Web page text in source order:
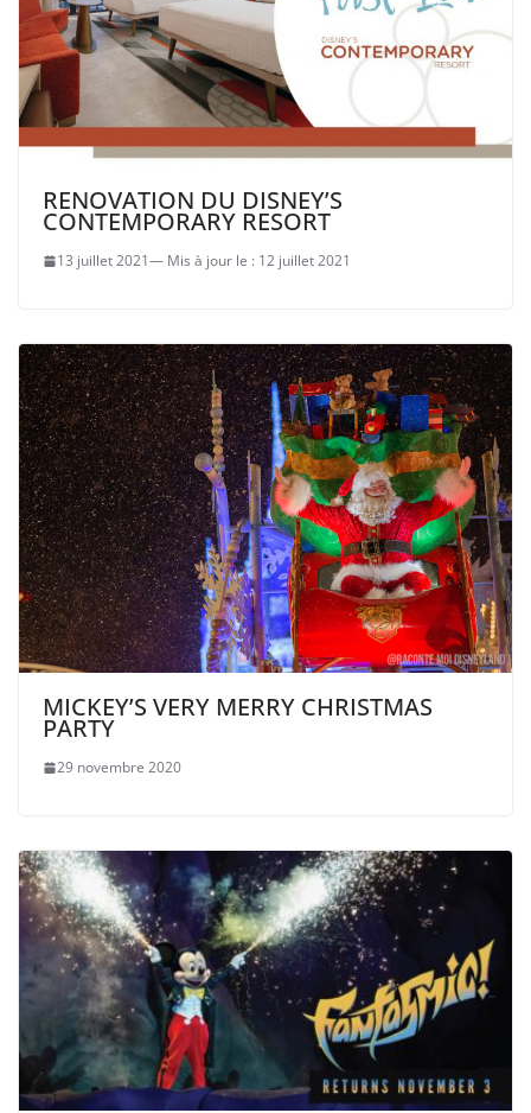
RENOVATION DU DISNEY’S
CONTEMPORARY RESORT
13 juillet 2021 12 juillet 2021
MICKEY’S VERY MERRY CHRISTMAS
PARTY
29 novembre 2020